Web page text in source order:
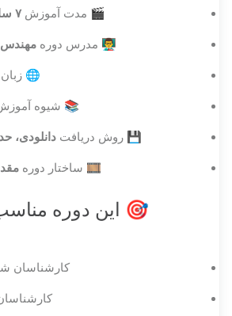
🎬 مدت آموزش ۷ ساعت و ۱۴ دقیقه
👨‍🏫 مدرس دوره
🌐
📚 شیوه
💾 روش دریافت دانلودی، حدود ۱.۲
🎞️ ساختار دوره
🎯 این دوره
کارشناسان